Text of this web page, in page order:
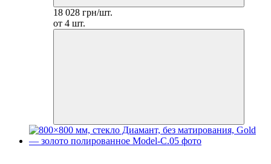
18 028 грн/шт.
от 4 шт.